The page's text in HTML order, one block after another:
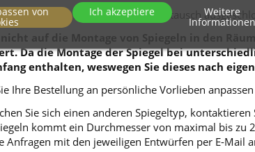
sind von Rückgabe und Umtausch
auf die Montage von Spiegeln in den
Da die Montage der Spiegel bei
enthalten, weswegen Sie dieses nach
Ihre Bestellung an persönliche Vorlieben
Sie sich einen anderen Spiegeltyp,
kommt ein Durchmesser von maximal bis zu
Anfragen mit den jeweiligen Entwürfen per E-Mail
Weitere
Informationen
von
Ich akzeptiere